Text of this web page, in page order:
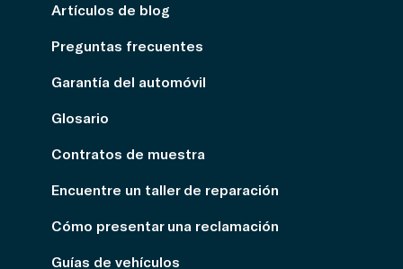
Artículos de blog
Preguntas frecuentes
Garantía del automóvil
Glosario
Contratos de muestra
Encuentre un taller de reparación
Cómo presentar una reclamación
Guías de vehículos